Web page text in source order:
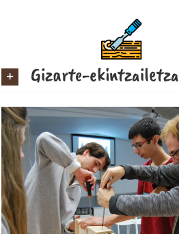
Gizarte-ekintzailetza